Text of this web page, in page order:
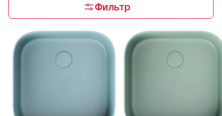
Фильтр